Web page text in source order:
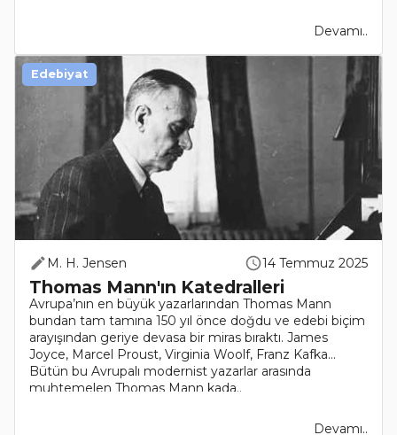
Devamı..
M. H. Jensen 14 Temmuz 2025
Thomas Mann'ın Katedralleri
Avrupa’nın en büyük yazarlarından Thomas Mann
bundan tam tamına 150 yıl önce doğdu ve edebi biçim
arayışından geriye devasa bir miras bıraktı. James
Joyce, Marcel Proust, Virginia Woolf, Franz Kafka…
Bütün bu Avrupalı modernist yazarlar arasında
muhtemelen Thomas Mann kada..
Devamı..
Edebiyat